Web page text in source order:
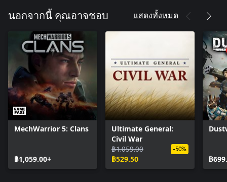
นอกจากนี้ คุณอาจชอบ แสดงทั้งหมด
MechWarrior 5: Clans
฿1,059.00+
Ultimate General:
Civil War
฿1,059.00
฿529.50
-50%
฿